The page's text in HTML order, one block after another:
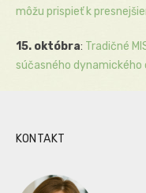
môžu prispieť k
15. októbra: Tradičné
súčasného dynamického
KONTAKT